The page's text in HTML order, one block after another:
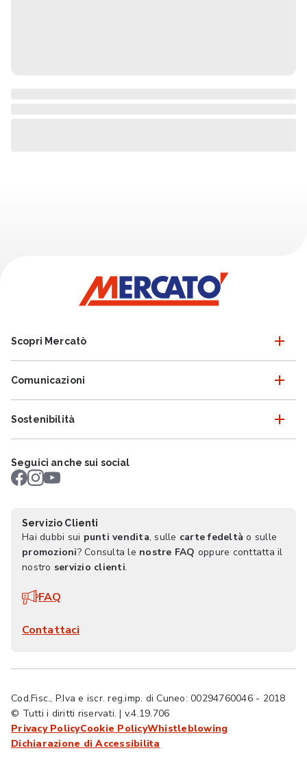
Scopri Mercatò
Comunicazioni
Sostenibilità
Seguici anche sui social
Servizio Clienti
Hai dubbi sui punti vendita, sulle carte fedeltà o sulle
promozioni? Consulta le nostre FAQ oppure conttatta il
nostro servizio clienti.
FAQ
Contattaci
Cod.Fisc., P.Iva e iscr. reg.imp. di Cuneo: 00294760046 - 2018
© Tutti i diritti riservati. | v.4.19.706
Privacy PolicyCookie PolicyWhistleblowing
Dichiarazione di Accessibilita